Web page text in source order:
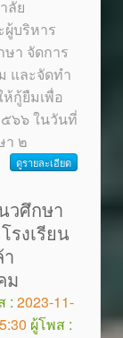
ลัย
ผู้บริหาร
า จัดการ
และจัดทำ
กู้ยืมเพื่อ
๖๖ ในวันที่
า ๒
ดูรายละเอียด
วศึกษา
งเรียน
ม
: 2023-11-
ผู้โพส :